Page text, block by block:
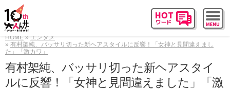
HOME
エンタメ
有村架純、バッサリ切った新ヘアスタイルに反響！「女神と見間違えまし
た」「激カワ」
有村架純、バッサリ切った新ヘアスタイ
ルに反響！「女神と見間違えました」「激